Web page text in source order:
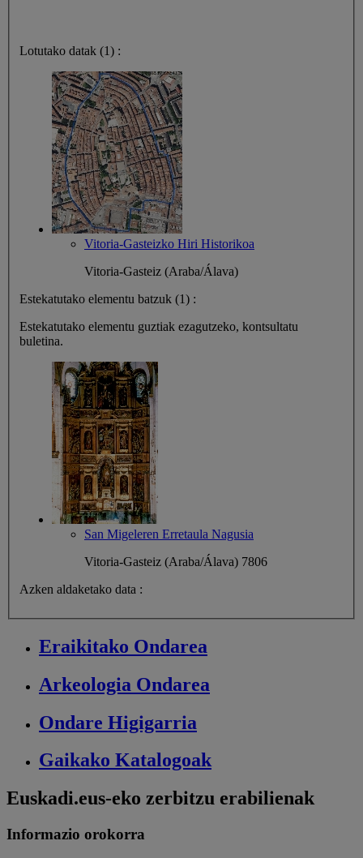
Lotutako datak (1) :
Vitoria-Gasteizko Hiri Historikoa
Vitoria-Gasteiz (Araba/Álava)
Estekatutako elementu batzuk (1) :
Estekatutako elementu guztiak ezagutzeko, kontsultatu
buletina.
San Migeleren Erretaula Nagusia
Vitoria-Gasteiz (Araba/Álava) 7806
Azken aldaketako data :
Eraikitako Ondarea
Arkeologia Ondarea
Ondare Higigarria
Gaikako Katalogoak
Euskadi.eus-eko zerbitzu erabilienak
Informazio orokorra